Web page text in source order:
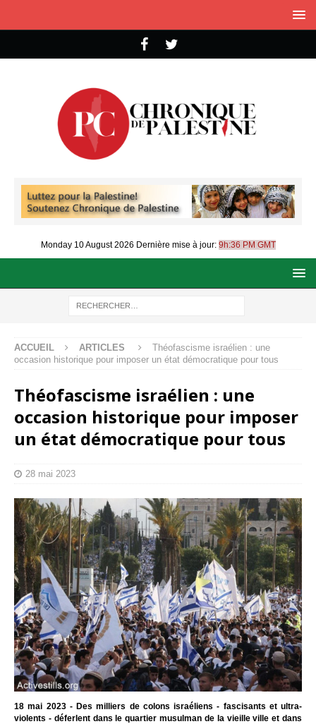
Monday 10 August 2026 Dernière mise à jour: 9h:36 PM GMT
ACCUEIL ARTICLES
Théofascisme israélien : une
occasion historique pour imposer un état démocratique pour tous
Théofascisme israélien : une
occasion historique pour imposer
un état démocratique pour tous
28 mai 2023
18 mai 2023 - Des milliers de colons israéliens - fascisants et ultra-
violents - déferlent dans le quartier musulman de la vieille ville et dans